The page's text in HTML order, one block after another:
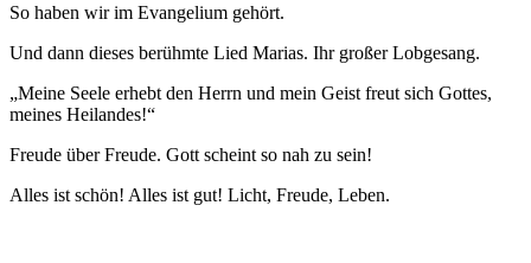
So haben wir im Evangelium gehört.
Und dann dieses berühmte Lied Marias. Ihr großer Lobgesang.
„Meine Seele erhebt den Herrn und mein Geist freut sich Gottes,
meines Heilandes!“
Freude über Freude. Gott scheint so nah zu sein!
Alles ist schön! Alles ist gut! Licht, Freude, Leben.